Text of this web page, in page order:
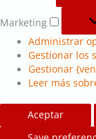
Marketing
Administrar
Gestionar los
Gestionar
Leer más
Aceptar